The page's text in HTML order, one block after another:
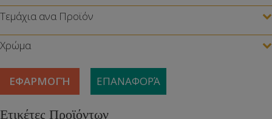
Τεμάχια ανα Προϊόν
Χρώμα
ΕΦΑΡΜΟΓΉ ΕΠΑΝΑΦΟΡΆ
Ετικέτες Προϊόντων